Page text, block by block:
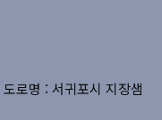
도로명 : 서귀포시 지장샘